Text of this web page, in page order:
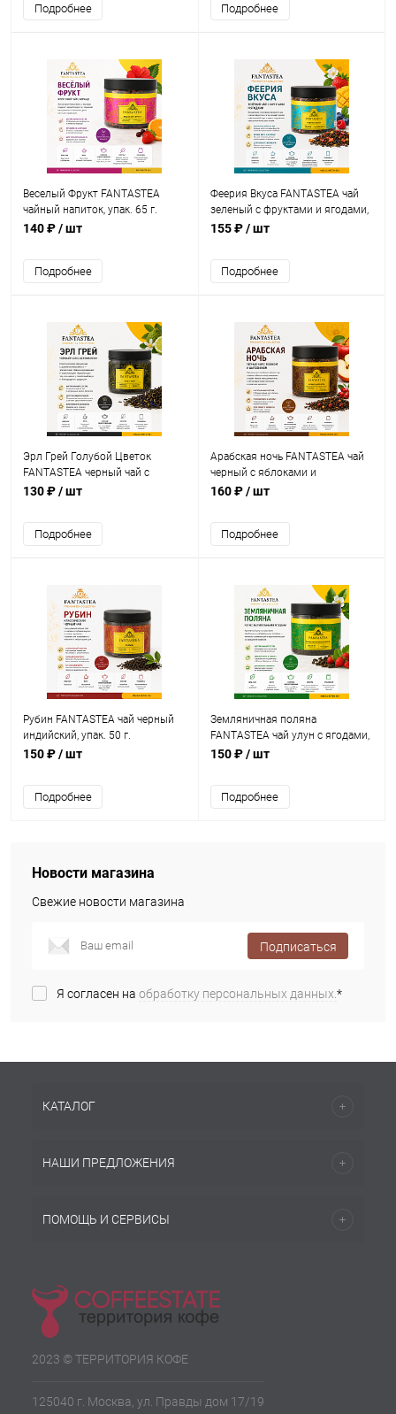
Подробнее Подробнее
Веселый Фрукт FANTASTEA
чайный напиток, упак. 65 г.
140 ₽/ шт
Подробнее
Феерия Вкуса FANTASTEA чай
зеленый с фруктами и ягодами,
упак. 50 г.
155 ₽/ шт
Подробнее
Эрл Грей Голубой Цветок
FANTASTEA черный чай с
бергамотом, упак. 40 г.
130 ₽/ шт
Подробнее
Арабская ночь FANTASTEA чай
черный с яблоками и
шиповником, упак. 55 г.
160 ₽/ шт
Подробнее
Рубин FANTASTEA чай черный
индийский, упак. 50 г.
150 ₽/ шт
Подробнее
Земляничная поляна
FANTASTEA чай улун с ягодами,
упак. 70 г.
150 ₽/ шт
Подробнее
Новости магазина
Свежие новости магазина
Подписаться
Я согласен на обработку персональных данных.*
КАТАЛОГ
НАШИ ПРЕДЛОЖЕНИЯ
ПОМОЩЬ И СЕРВИСЫ
2023 © ТЕРРИТОРИЯ КОФЕ
125040 г. Москва, ул. Правды дом 17/19